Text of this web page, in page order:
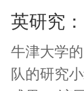
在保证预
下，科学
咨询服务
部、卫健
持下快速
英研究
率是接
NHS：
牛津大学
队的研究